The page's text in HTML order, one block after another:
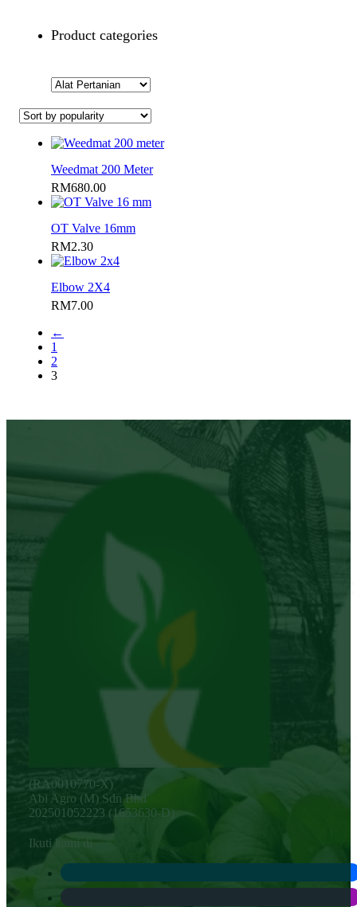
Product categories
Weedmat 200 Meter
RM680.00
OT Valve 16mm
RM2.30
Elbow 2X4
RM7.00
←
1
2
3
(RA0010770-X)
Abi Agro (M) Sdn Bhd
202501052223 (1653630-D)
Ikuti kami di